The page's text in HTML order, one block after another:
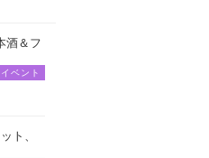
酒＆フ
イベント
ト、